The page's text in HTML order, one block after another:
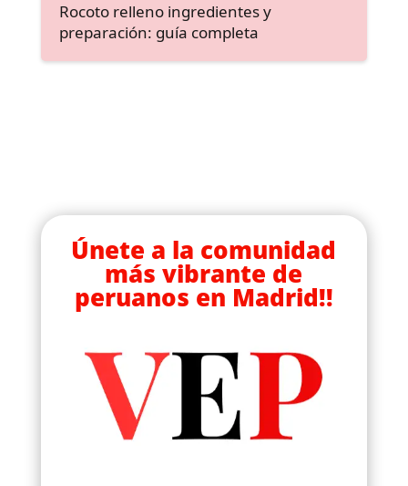
Rocoto relleno ingredientes y
preparación: guía completa
Únete a la comunidad
más vibrante de
peruanos en Madrid!!